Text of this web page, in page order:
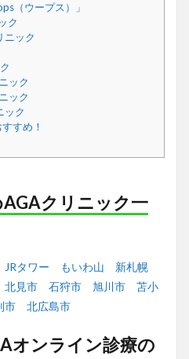
（ウープス）」
ク
ック
ック
ック
ク
すめ！
クリニック一
JRタワー もいわ山
新札幌
北見市 石狩市 旭川市
苫小
市 北広島市
オンライン診療の